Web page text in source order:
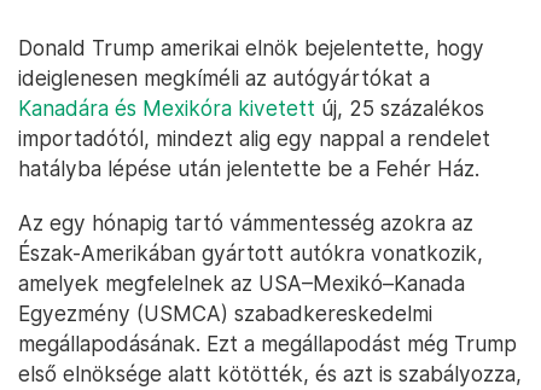
Donald Trump amerikai elnök bejelentette, hogy
ideiglenesen megkíméli az autógyártókat a
Kanadára és Mexikóra kivetett új, 25 százalékos
importadótól, mindezt alig egy nappal a rendelet
hatályba lépése után jelentette be a Fehér Ház.
Az egy hónapig tartó vámmentesség azokra az
Észak-Amerikában gyártott autókra vonatkozik,
amelyek megfelelnek az USA–Mexikó–Kanada
Egyezmény (USMCA) szabadkereskedelmi
megállapodásának. Ezt a megállapodást még Trump
első elnöksége alatt kötötték, és azt is szabályozza,